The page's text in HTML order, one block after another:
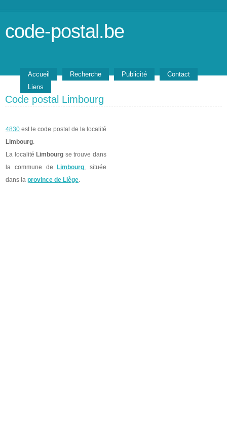
code-postal.be
Accueil Recherche Publicité
Contact
Liens
Code postal Limbourg
4830 est le code postal de la localité
Limbourg.
La localité Limbourg se trouve dans
la commune de
Limbourg, située
dans la province de Liège.